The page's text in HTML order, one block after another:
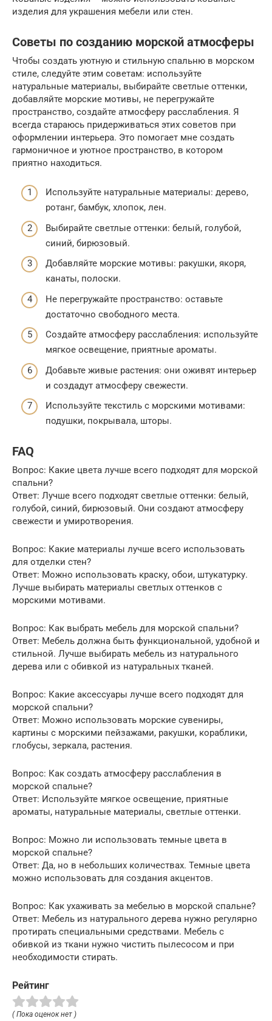
изделия для украшения мебели или стен.
Советы по созданию морской атмосферы
Чтобы создать уютную и стильную спальню в морском
стиле, следуйте этим советам: используйте
натуральные материалы, выбирайте светлые оттенки,
добавляйте морские мотивы, не перегружайте
пространство, создайте атмосферу расслабления. Я
всегда стараюсь придерживаться этих советов при
оформлении интерьера. Это помогает мне создать
гармоничное и уютное пространство, в котором
приятно находиться.
Используйте натуральные материалы: дерево,
ротанг, бамбук, хлопок, лен.
Выбирайте светлые оттенки: белый, голубой,
синий, бирюзовый.
Добавляйте морские мотивы: ракушки, якоря,
канаты, полоски.
Не перегружайте пространство: оставьте
достаточно свободного места.
Создайте атмосферу расслабления: используйте
мягкое освещение, приятные ароматы.
Добавьте живые растения: они оживят интерьер
и создадут атмосферу свежести.
Используйте текстиль с морскими мотивами:
подушки, покрывала, шторы.
FAQ
Вопрос: Какие цвета лучше всего подходят для морской
спальни?
Ответ: Лучше всего подходят светлые оттенки: белый,
голубой, синий, бирюзовый. Они создают атмосферу
свежести и умиротворения.
Вопрос: Какие материалы лучше всего использовать
для отделки стен?
Ответ: Можно использовать краску, обои, штукатурку.
Лучше выбирать материалы светлых оттенков с
морскими мотивами.
Вопрос: Как выбрать мебель для морской спальни?
Ответ: Мебель должна быть функциональной, удобной и
стильной. Лучше выбирать мебель из натурального
дерева или с обивкой из натуральных тканей.
Вопрос: Какие аксессуары лучше всего подходят для
морской спальни?
Ответ: Можно использовать морские сувениры,
картины с морскими пейзажами, ракушки, кораблики,
глобусы, зеркала, растения.
Вопрос: Как создать атмосферу расслабления в
морской спальне?
Ответ: Используйте мягкое освещение, приятные
ароматы, натуральные материалы, светлые оттенки.
Вопрос: Можно ли использовать темные цвета в
морской спальне?
Ответ: Да, но в небольших количествах. Темные цвета
можно использовать для создания акцентов.
Вопрос: Как ухаживать за мебелью в морской спальне?
Ответ: Мебель из натурального дерева нужно регулярно
протирать специальными средствами. Мебель с
обивкой из ткани нужно чистить пылесосом и при
необходимости стирать.
Рейтинг
( Пока оценок нет )